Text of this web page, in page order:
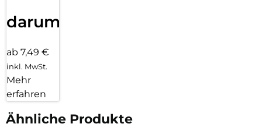
darum!
ab 7,49 €
inkl. MwSt.
Mehr
erfahren
Ähnliche Produkte